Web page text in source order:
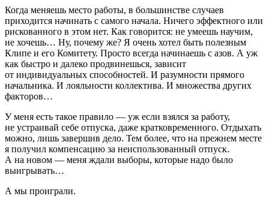
Когда меняешь место работы, в большинстве случаев
приходится начинать с самого начала. Ничего эффектного или
рискованного в этом нет. Как говорится: не умеешь научим,
не хочешь… Ну, почему же? Я очень хотел быть полезным
Клипе и его Комитету. Просто всегда начинаешь с азов. А уж
как быстро и далеко продвинешься, зависит
от индивидуальных способностей. И разумности прямого
начальника. И лояльности коллектива. И множества других
факторов…
У меня есть такое правило — уж если взялся за работу,
не устраивай себе отпуска, даже кратковременного. Отдыхать
можно, лишь завершив дело. Тем более, что на прежнем месте
я получил компенсацию за неиспользованный отпуск.
А на новом — меня ждали выборы, которые надо было
выигрывать…
А мы проиграли.